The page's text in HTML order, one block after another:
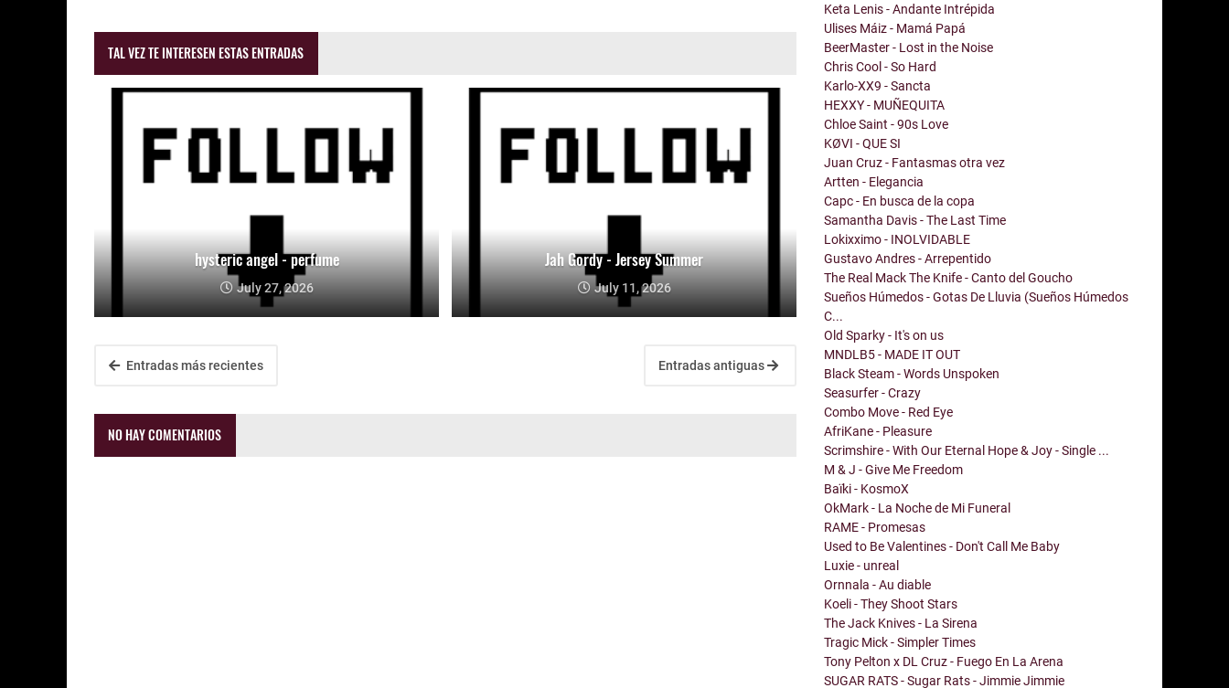
TAL VEZ TE INTERESEN ESTAS ENTRADAS
hysteric angel - perfume
July 27, 2026
Jah Gordy - Jersey Summer
July 11, 2026
Entradas más recientes Entradas antiguas
NO HAY COMENTARIOS
Keta Lenis - Andante Intrépida
Ulises Máiz - Mamá Papá
BeerMaster - Lost in the Noise
Chris Cool - So Hard
Karlo-XX9 - Sancta
HEXXY - MUÑEQUITA
Chloe Saint - 90s Love
KØVI - QUE SI
Juan Cruz - Fantasmas otra vez
Artten - Elegancia
Capc - En busca de la copa
Samantha Davis - The Last Time
Lokixximo - INOLVIDABLE
Gustavo Andres - Arrepentido
The Real Mack The Knife - Canto del Goucho
Sueños Húmedos - Gotas De Lluvia (Sueños Húmedos
C...
Old Sparky - It's on us
MNDLB5 - MADE IT OUT
Black Steam - Words Unspoken
Seasurfer - Crazy
Combo Move - Red Eye
AfriKane - Pleasure
Scrimshire - With Our Eternal Hope & Joy - Single ...
M & J - Give Me Freedom
Baïki - KosmoX
OkMark - La Noche de Mi Funeral
RAME - Promesas
Used to Be Valentines - Don't Call Me Baby
Luxie - unreal
Ornnala - Au diable
Koeli - They Shoot Stars
The Jack Knives - La Sirena
Tragic Mick - Simpler Times
Tony Pelton x DL Cruz - Fuego En La Arena
SUGAR RATS - Sugar Rats - Jimmie Jimmie